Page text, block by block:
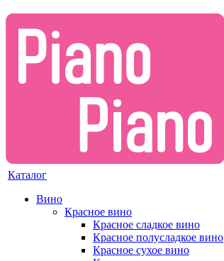
Каталог
Вино
Красное вино
Красное сладкое вино
Красное полусладкое вино
Красное сухое вино